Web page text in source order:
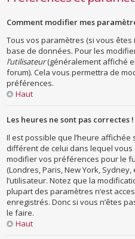
Comment modifier mes
Tous vos paramètres (si vous
base de données. Pour les
l’utilisateur(généralement affiché
forum). Cela vous permettra de
préférences.
Haut
Les heures ne sont pas correctes !
Il est possible que l’heure
différent de celui dans lequel vous
modifier vos préférences pour le
(Londres, Paris, New York,
l’utilisateur. Notez que la
plupart des paramètres n’est
enregistrés. Donc si vous n’êtes
le faire.
Haut